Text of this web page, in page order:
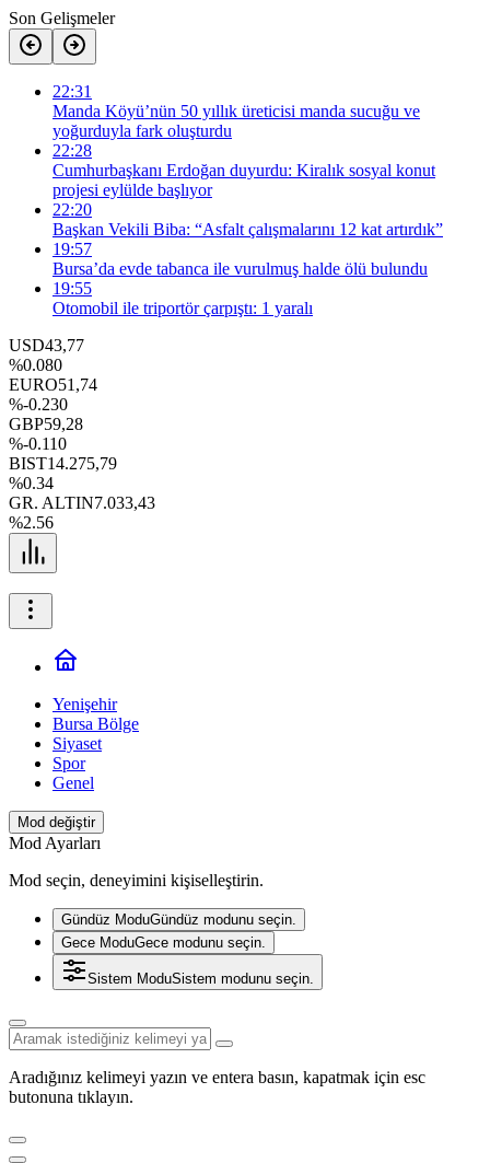
Son Gelişmeler
22:31
Manda Köyü’nün 50 yıllık üreticisi manda sucuğu ve
yoğurduyla fark oluşturdu
22:28
Cumhurbaşkanı Erdoğan duyurdu: Kiralık sosyal konut
projesi eylülde başlıyor
22:20
Başkan Vekili Biba: “Asfalt çalışmalarını 12 kat artırdık”
19:57
Bursa’da evde tabanca ile vurulmuş halde ölü bulundu
19:55
Otomobil ile triportör çarpıştı: 1 yaralı
USD43,77
%0.080
EURO51,74
%-0.230
GBP59,28
%-0.110
BIST14.275,79
%0.34
GR. ALTIN7.033,43
%2.56
Yenişehir
Bursa Bölge
Siyaset
Spor
Genel
Mod değiştir
Mod Ayarları
Mod seçin, deneyimini kişiselleştirin.
Gündüz ModuGündüz modunu seçin.
Gece ModuGece modunu seçin.
Sistem ModuSistem modunu seçin.
Aradığınız kelimeyi yazın ve entera basın, kapatmak için esc
butonuna tıklayın.